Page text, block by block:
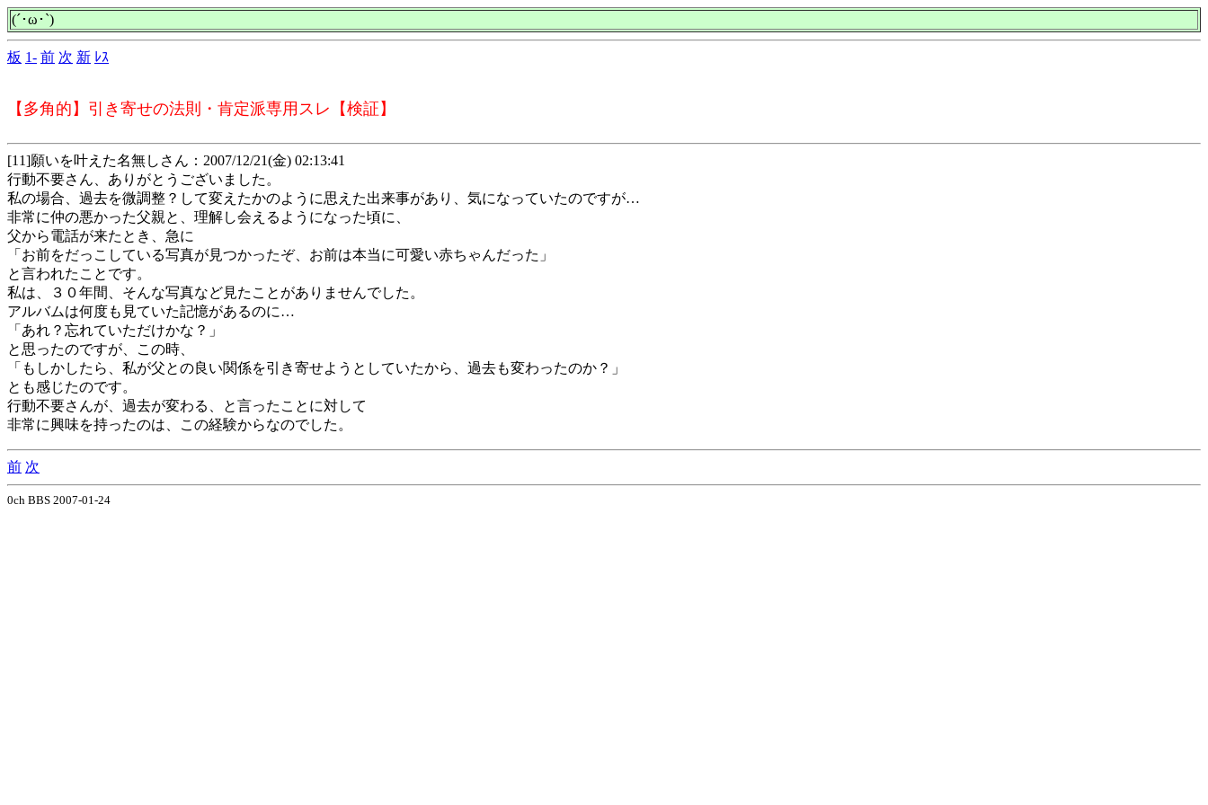
(´･ω･`)
板 1- 前 次 新 ﾚｽ
【多角的】引き寄せの法則・肯定派専用スレ【検証】
[11]願いを叶えた名無しさん：2007/12/21(金) 02:13:41
行動不要さん、ありがとうございました。
私の場合、過去を微調整？して変えたかのように思えた出来事があり、気になっていたのですが…
非常に仲の悪かった父親と、理解し会えるようになった頃に、
父から電話が来たとき、急に
「お前をだっこしている写真が見つかったぞ、お前は本当に可愛い赤ちゃんだった」
と言われたことです。
私は、３０年間、そんな写真など見たことがありませんでした。
アルバムは何度も見ていた記憶があるのに…
「あれ？忘れていただけかな？」
と思ったのですが、この時、
「もしかしたら、私が父との良い関係を引き寄せようとしていたから、過去も変わったのか？」
とも感じたのです。
行動不要さんが、過去が変わる、と言ったことに対して
非常に興味を持ったのは、この経験からなのでした。
前 次
0ch BBS 2007-01-24